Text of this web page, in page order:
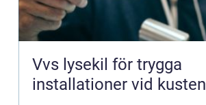
Vvs lysekil för trygga
installationer vid kusten